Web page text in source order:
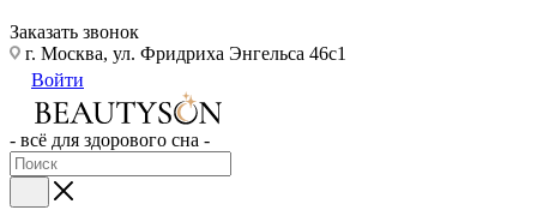
Заказать звонок
г. Москва, ул. Фридриха Энгельса 46с1
Войти
- всё для здорового сна -